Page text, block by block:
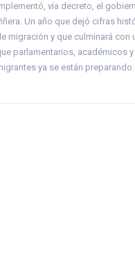
vía decreto, el
Un año que dejó cifras
migración y que culminará con
parlamentarios, académicos
ya se están preparando.